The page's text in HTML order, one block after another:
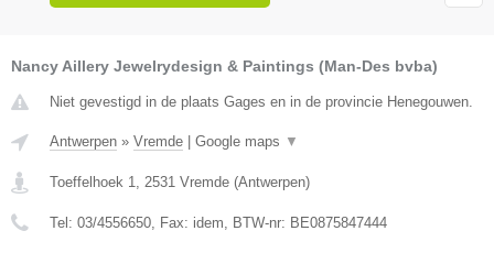
Nancy Aillery Jewelrydesign & Paintings (Man-Des bvba)
Niet gevestigd in de plaats Gages en in de provincie Henegouwen.
Antwerpen » Vremde | Google maps ▼
Toeffelhoek 1 2531 Vremde (Antwerpen)
Tel: 03/4556650 , Fax: idem , BTW-nr: BE0875847444